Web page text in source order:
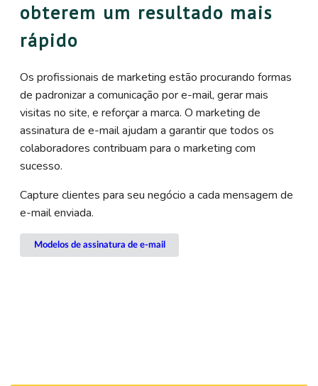
obterem um resultado mais
rápido
Os profissionais de marketing estão procurando formas
de padronizar a comunicação por e-mail, gerar mais
visitas no site, e reforçar a marca. O marketing de
assinatura de e-mail ajudam a garantir que todos os
colaboradores contribuam para o marketing com
sucesso.
Capture clientes para seu negócio a cada mensagem de
e-mail enviada.
Modelos de assinatura de e-mail